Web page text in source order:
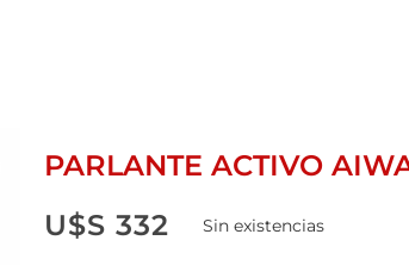
PARLANTE ACTIVO
U$S 332 Sin existencias